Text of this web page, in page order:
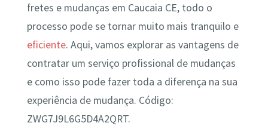
fretes e mudanças em Caucaia CE, todo o
processo pode se tornar muito mais tranquilo e
eficiente. Aqui, vamos explorar as vantagens de
contratar um serviço profissional de mudanças
e como isso pode fazer toda a diferença na sua
experiência de mudança. Código:
ZWG7J9L6G5D4A2QRT.